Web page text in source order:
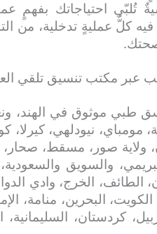
تُلبّي احتياجاتك بفهمٍ
فيه كلُّ عمليةٍ تدخلية، من
عبر مكتب تنسيق تلقي
طبي موثوق في الهند،
نيودلهي، كيرلا،
صور، مسقط، صحار،
والسويق
الطائف، الخرج، وادي
البحرين، منامة،
كردستان،